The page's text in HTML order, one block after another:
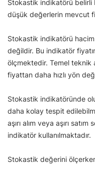
Stokastik indikatörü
düşük değerlerin mevcut
Stokastik indikatörü
değildir. Bu indikatör
ölçmektedir. Temel teknik
fiyattan daha hızlı yön
Stokastik indikatöründe
daha kolay tespit
aşırı alım veya aşırı
indikatör kullanılmaktadır.
Stokastik değerini